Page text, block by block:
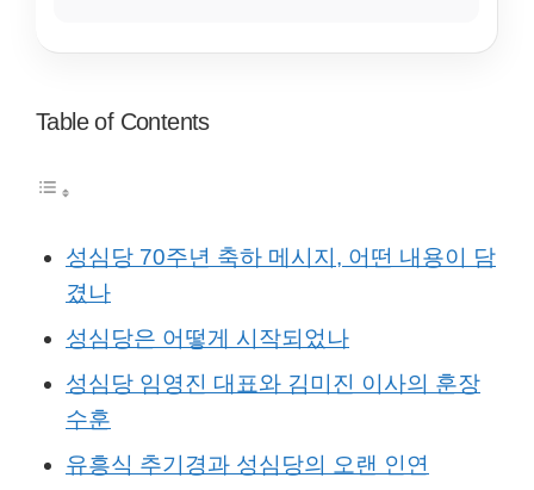
Table of Contents
성심당 70주년 축하 메시지, 어떤 내용이 담
겼나
성심당은 어떻게 시작되었나
성심당 임영진 대표와 김미진 이사의 훈장
수훈
유흥식 추기경과 성심당의 오랜 인연